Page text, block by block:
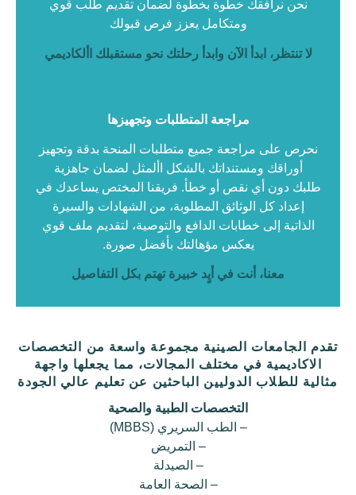
نحن نرافقك خطوة بخطوة لضمان تقديم طلب قوي
ومتكامل يعزز فرص قبولك
لا تنتظر، ابدأ الآن وابدأ رحلتك نحو مستقبلك األكاديمي
مراجعة المتطلبات وتجهيزها
نحرص على مراجعة جميع متطلبات المنحة بدقة وتجهيز
أوراقك ومستنداتك بالشكل األمثل لضمان جاهزية
طلبك دون أي نقص أو خطأ. فريقنا المختص يساعدك في
إعداد كل الوثائق المطلوبة، من الشهادات والسيرة
الذاتية إلى خطابات الدافع والتوصية، لتقديم ملف قوي
يعكس مؤهالتك بأفضل صورة.
معنا، أنت في أيٍد خبيرة تهتم بكل التفاصيل
تقدم الجامعات الصينية مجموعة واسعة من التخصصات
الاكاديمية في مختلف المجالات، مما يجعلها واجهة
مثالية للطلاب الدوليين الباحثين عن تعليم عالي الجودة
التخصصات الطبية والصحية
– الطب السريري (MBBS)
– التمريض
– الصيدلة
– الصحة العامة